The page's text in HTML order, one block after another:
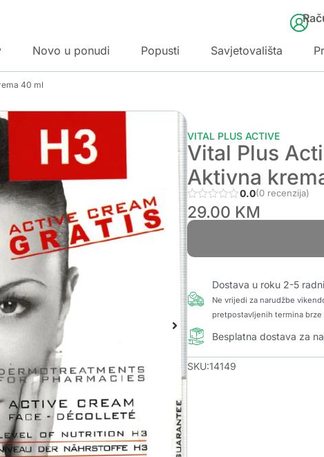
Novo u ponudi Popusti Savjetovališta
40 ml
VITAL PLUS ACTIVE
Vital Plus
Aktivna
0.0(0 recenzija)
29.00 KM
Dostava u roku 2-5
Ne vrijedi za narudžbe
pretpostavljenih termina brze
Besplatna dostava za
SKU:14149